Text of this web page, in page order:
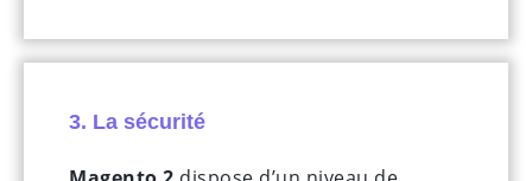
3. La sécurité